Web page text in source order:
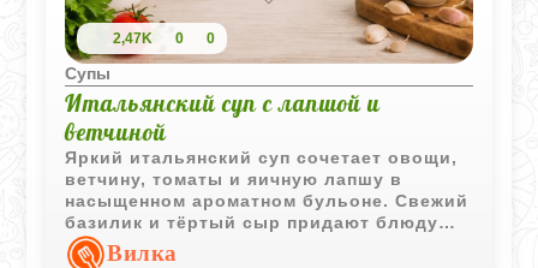
2,47K 0 0
Супы
Итальянский суп с лапшой и
ветчиной
Яркий итальянский суп сочетает овощи,
ветчину, томаты и яичную лапшу в
насыщенном ароматном бульоне. Свежий
базилик и тёртый сыр придают блюду
характерный средиземноморский вкус.
Вилка